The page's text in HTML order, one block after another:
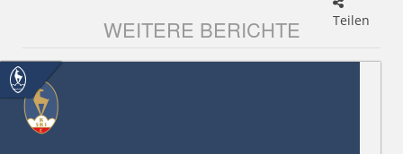
Teilen
WEITERE BERICHTE